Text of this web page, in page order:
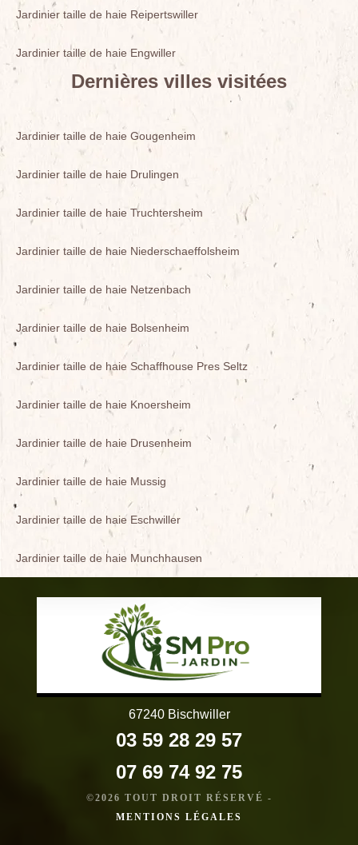
Jardinier taille de haie Reipertswiller
Jardinier taille de haie Engwiller
Dernières villes visitées
Jardinier taille de haie Gougenheim
Jardinier taille de haie Drulingen
Jardinier taille de haie Truchtersheim
Jardinier taille de haie Niederschaeffolsheim
Jardinier taille de haie Netzenbach
Jardinier taille de haie Bolsenheim
Jardinier taille de haie Schaffhouse Pres Seltz
Jardinier taille de haie Knoersheim
Jardinier taille de haie Drusenheim
Jardinier taille de haie Mussig
Jardinier taille de haie Eschwiller
Jardinier taille de haie Munchhausen
67240 Bischwiller
03 59 28 29 57
07 69 74 92 75
©2026 TOUT DROIT RÉSERVÉ -
MENTIONS LÉGALES